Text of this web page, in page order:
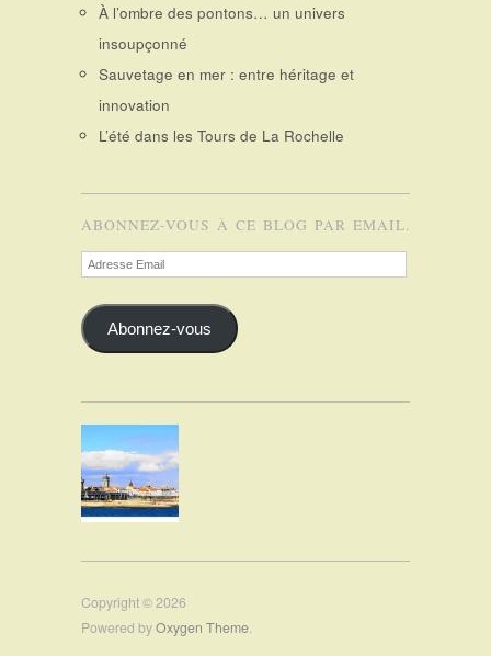
À l’ombre des pontons… un univers
insoupçonné
Sauvetage en mer : entre héritage et
innovation
L’été dans les Tours de La Rochelle
ABONNEZ-VOUS À CE BLOG PAR EMAIL.
Adresse
Email
Abonnez-vous
Copyright © 2026
Powered byOxygen Theme.